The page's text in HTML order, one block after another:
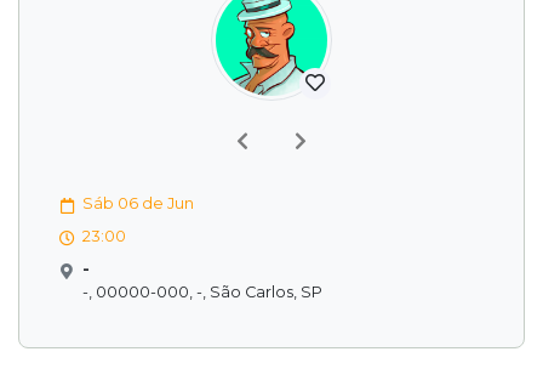
PreviousNext
Sáb 06 de Jun
23:00
-
-, 00000-000, -, São Carlos, SP